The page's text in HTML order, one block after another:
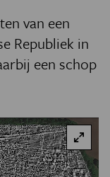
van een
Republiek in
een schop